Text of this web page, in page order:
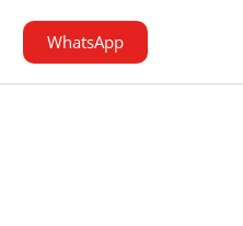
WhatsApp